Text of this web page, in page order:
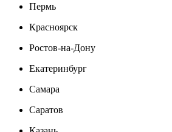
Пермь
Красноярск
Ростов-на-Дону
Екатеринбург
Самара
Саратов